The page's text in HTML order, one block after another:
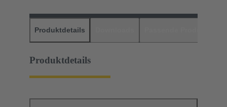
Produktdetails
Produktdetails